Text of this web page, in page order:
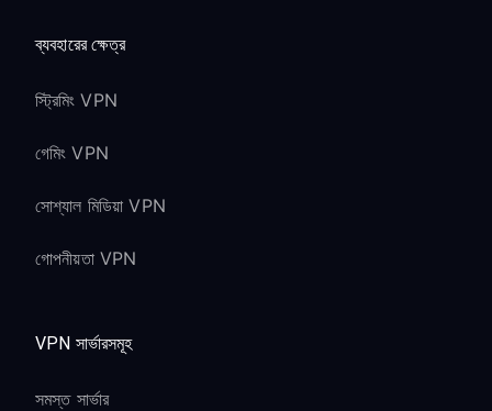
ব্যবহারের ক্ষেত্র
স্ট্রিমিং VPN
গেমিং VPN
সোশ্যাল মিডিয়া VPN
গোপনীয়তা VPN
VPN সার্ভারসমূহ
সমস্ত সার্ভার